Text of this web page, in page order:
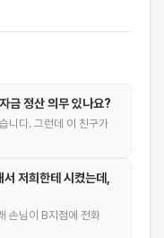
금 정산 의무 있나요?
니다. 그런데 이 친구가
저희한테 시켰는데,
손님이 B지점에 전화